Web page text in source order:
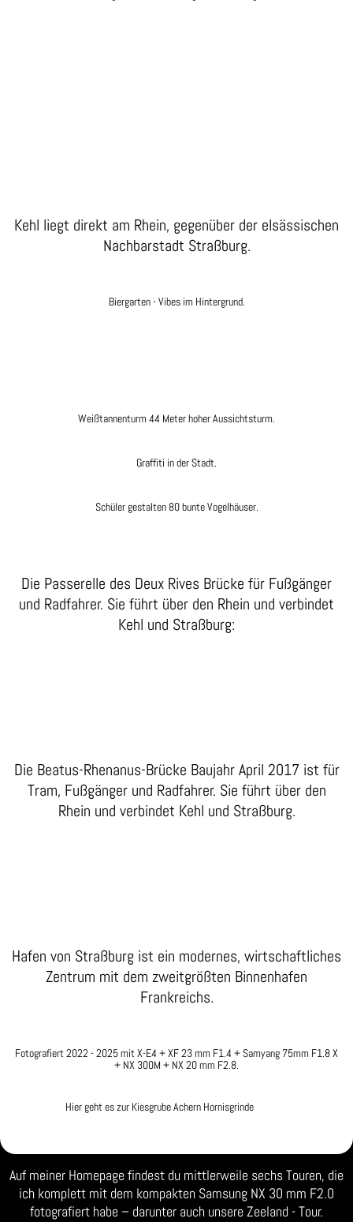
Kehl liegt direkt am Rhein, gegenüber der elsässischen
Nachbarstadt Straßburg.
Biergarten - Vibes im Hintergrund.
Weißtannenturm 44 Meter hoher Aussichtsturm.
Graffiti in der Stadt.
Schüler gestalten 80 bunte Vogelhäuser.
Die Passerelle des Deux Rives Brücke für Fußgänger
und Radfahrer. Sie führt über den Rhein und verbindet
Kehl und Straßburg:
Die Beatus-Rhenanus-Brücke Baujahr April 2017 ist für
Tram, Fußgänger und Radfahrer. Sie führt über den
Rhein und verbindet Kehl und Straßburg.
Hafen von Straßburg ist ein modernes, wirtschaftliches
Zentrum mit dem zweitgrößten Binnenhafen
Frankreichs.
Fotografiert 2022 - 2025 mit X-E4 + XF 23 mm F1.4 + Samyang 75mm F1.8 X
+ NX 300M + NX 20 mm F2.8.
Hier geht es zur Kiesgrube Achern Hornisgrinde
Auf meiner Homepage findest du mittlerweile sechs Touren, die
ich komplett mit dem kompakten Samsung NX 30 mm F2.0
fotografiert habe – darunter auch unsere Zeeland - Tour.